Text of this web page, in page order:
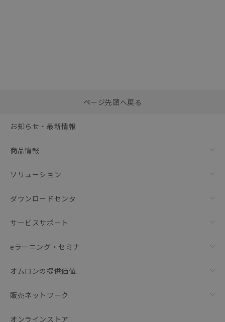
括ダウンロード
ページ先頭へ戻る
お知らせ・最新情報
商品情報
ソリューション
ダウンロードセンタ
サービスサポート
eラーニング・セミナ
オムロンの提供価値
販売ネットワーク
オンラインストア